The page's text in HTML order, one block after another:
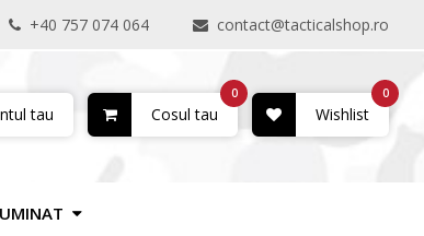
+40 757 074 064 contact@tacticalshop.ro
tau Cosul tau
0
Wishlist
0